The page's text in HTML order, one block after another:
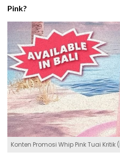
Pink?
Konten Promosi Whip Pink Tuai